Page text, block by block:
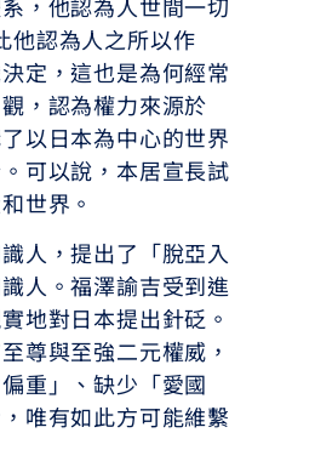
認為人之所以作
定，這也是為何經常
，認為權力來源於
以日本為中心的世界
可以說，本居宣長試
世界。
人，提出了「脫亞入
人。福澤諭吉受到進
地對日本提出針砭。
尊與至強二元權威，
重」、缺少「愛國
唯有如此方可能維繫